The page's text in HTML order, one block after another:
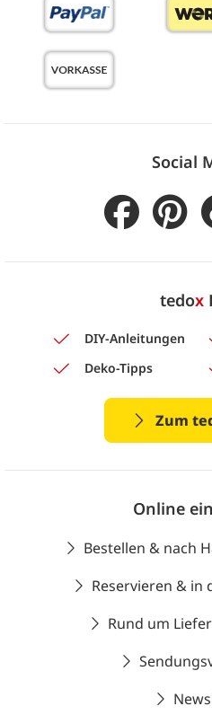
Social
tedox
DIY-Anleitungen
Deko-Tipps
Zum
Online
Bestellen & nach
Reservieren & in
Rund um